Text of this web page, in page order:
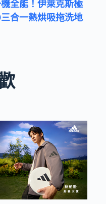
全能！伊萊克斯極
合一熱烘吸拖洗地